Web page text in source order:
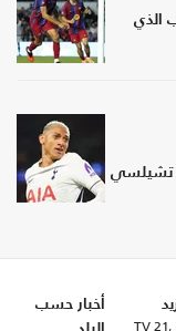
الذي
تشيلسي
أخبار حسب